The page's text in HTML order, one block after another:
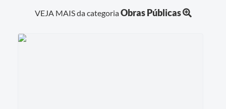
VEJA MAIS da categoriaObras Públicas